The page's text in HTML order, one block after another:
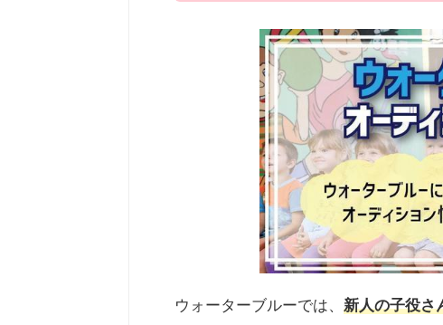
ウォーターブルーでは、 新人の子役さ